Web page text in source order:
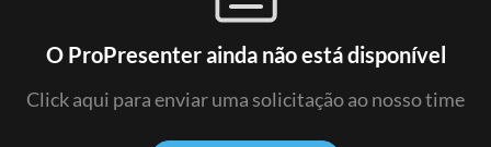
O ProPresenter ainda não está disponível
Click aqui para enviar uma solicitação ao nosso time